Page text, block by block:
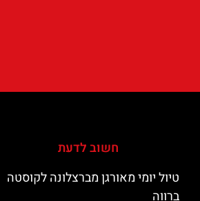
חשוב לדעת
טיול יומי מאורגן מברצלונה לקוסטה
ברווה